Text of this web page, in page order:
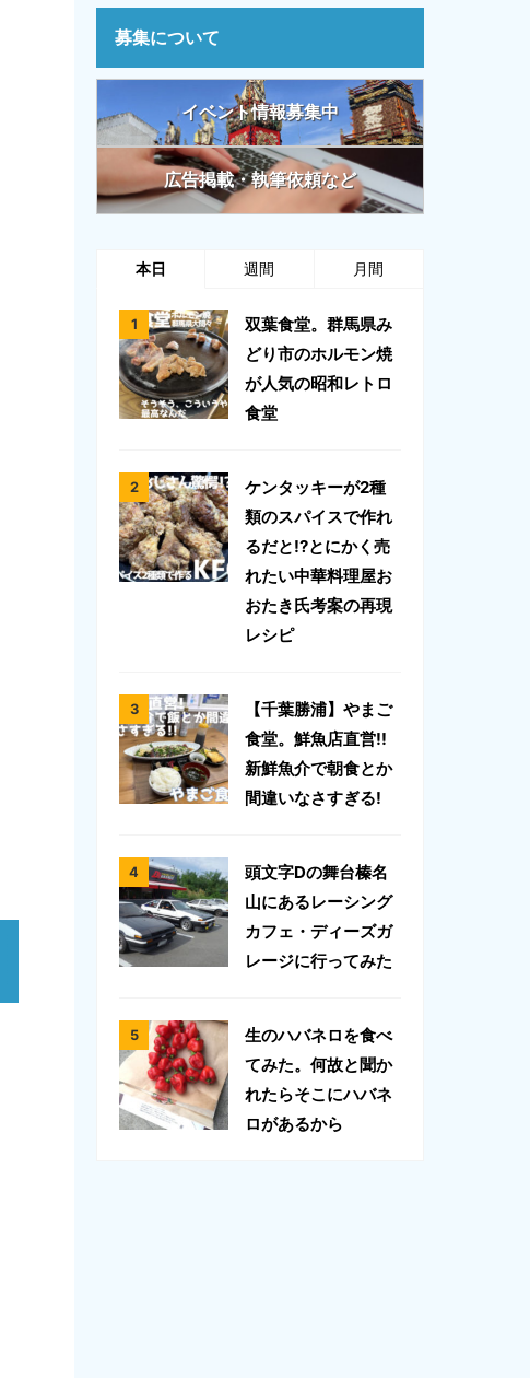
募集について
イベント情報募集中
広告掲載・執筆依頼など
本日 週間 月間
双葉食堂。群馬県み
どり市のホルモン焼
が人気の昭和レトロ
食堂
ケンタッキーが2種
類のスパイスで作れ
るだと!?とにかく売
れたい中華料理屋お
おたき氏考案の再現
レシピ
【千葉勝浦】やまご
食堂。鮮魚店直営!!
新鮮魚介で朝食とか
間違いなさすぎる!
頭文字Dの舞台榛名
山にあるレーシング
カフェ・ディーズガ
レージに行ってみた
生のハバネロを食べ
てみた。何故と聞か
れたらそこにハバネ
ロがあるから